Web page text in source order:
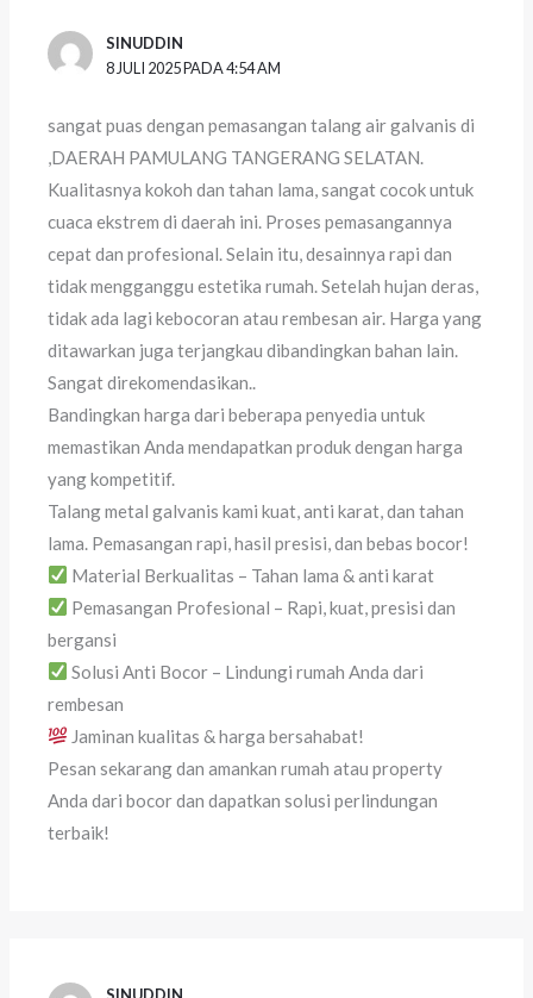
SINUDDIN
8 JULI 2025 PADA 4:54 AM
sangat puas dengan pemasangan talang air galvanis di
,DAERAH PAMULANG TANGERANG SELATAN.
Kualitasnya kokoh dan tahan lama, sangat cocok untuk
cuaca ekstrem di daerah ini. Proses pemasangannya
cepat dan profesional. Selain itu, desainnya rapi dan
tidak mengganggu estetika rumah. Setelah hujan deras,
tidak ada lagi kebocoran atau rembesan air. Harga yang
ditawarkan juga terjangkau dibandingkan bahan lain.
Sangat direkomendasikan..
Bandingkan harga dari beberapa penyedia untuk
memastikan Anda mendapatkan produk dengan harga
yang kompetitif.
Talang metal galvanis kami kuat, anti karat, dan tahan
lama. Pemasangan rapi, hasil presisi, dan bebas bocor!
Material Berkualitas – Tahan lama & anti karat
Pemasangan Profesional – Rapi, kuat, presisi dan
bergansi
Solusi Anti Bocor – Lindungi rumah Anda dari
rembesan
Jaminan kualitas & harga bersahabat!
Pesan sekarang dan amankan rumah atau property
Anda dari bocor dan dapatkan solusi perlindungan
terbaik!